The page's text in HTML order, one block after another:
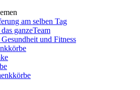
am selben Tag
ganzeTeam
und Fitness